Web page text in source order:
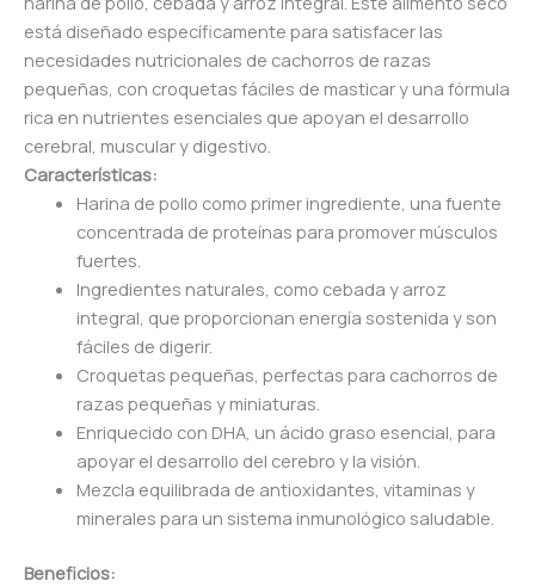
está diseñado específicamente para satisfacer las
necesidades nutricionales de cachorros de razas
pequeñas, con croquetas fáciles de masticar y una fórmula
rica en nutrientes esenciales que apoyan el desarrollo
cerebral, muscular y digestivo.
Características:
Harina de pollo como primer ingrediente, una fuente
concentrada de proteínas para promover músculos
fuertes.
Ingredientes naturales, como cebada y arroz
integral, que proporcionan energía sostenida y son
fáciles de digerir.
Croquetas pequeñas, perfectas para cachorros de
razas pequeñas y miniaturas.
Enriquecido con DHA, un ácido graso esencial, para
apoyar el desarrollo del cerebro y la visión.
Mezcla equilibrada de antioxidantes, vitaminas y
minerales para un sistema inmunológico saludable.
Beneficios: